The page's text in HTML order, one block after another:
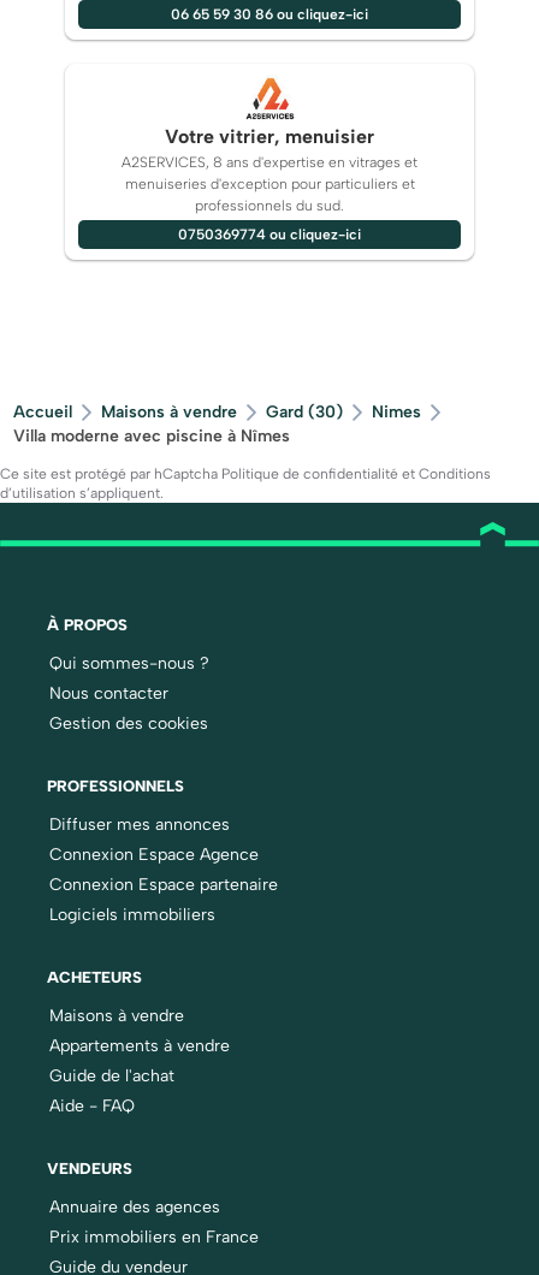
06 65 59 30 86 ou cliquez-ici
Votre vitrier, menuisier
A2SERVICES, 8 ans d'expertise en vitrages et
menuiseries d'exception pour particuliers et
professionnels du sud.
0750369774 ou cliquez-ici
Accueil Maisons à vendre Gard (30)
Nimes
Villa moderne avec piscine à Nîmes
Ce site est protégé par hCaptcha Politique de confidentialité et Conditions
d’utilisation s’appliquent.
À PROPOS
Qui sommes-nous ?
Nous contacter
Gestion des cookies
PROFESSIONNELS
Diffuser mes annonces
Connexion Espace Agence
Connexion Espace partenaire
Logiciels immobiliers
ACHETEURS
Maisons à vendre
Appartements à vendre
Guide de l'achat
Aide - FAQ
VENDEURS
Annuaire des agences
Prix immobiliers en France
Guide du vendeur